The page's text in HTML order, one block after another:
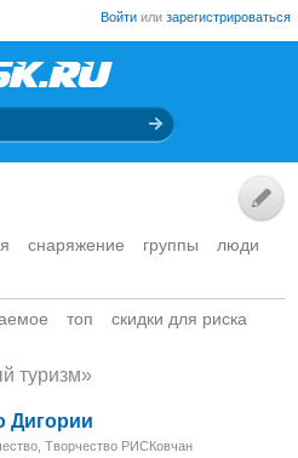
Войти или зарегистрироваться
снаряжение группы
люди
топ скидки для риска
туризм»
Дигории
Творчество РИСКовчан